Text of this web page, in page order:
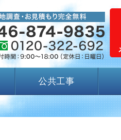
公共工事